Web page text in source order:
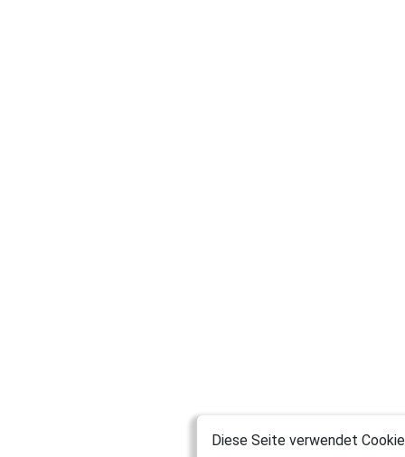
Diese Seite verwendet